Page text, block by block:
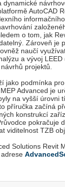
AutoCAD
o tom, jak
Zároveň je
naučí
a vývoj
projektů.
jako podmínka
Advanced je
na vyšší úrovni
příručka začíná
konstrukcí
pokračuje
viditelnost TZB
Solutions Revit